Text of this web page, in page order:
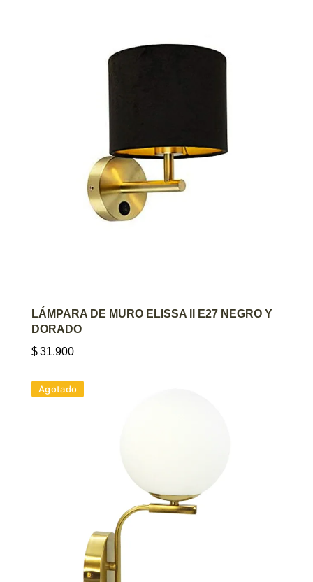
AGREGAR AL CARRITO
LÁMPARA DE MURO ELISSA II E27 NEGRO Y
DORADO
$31.900
Agotado